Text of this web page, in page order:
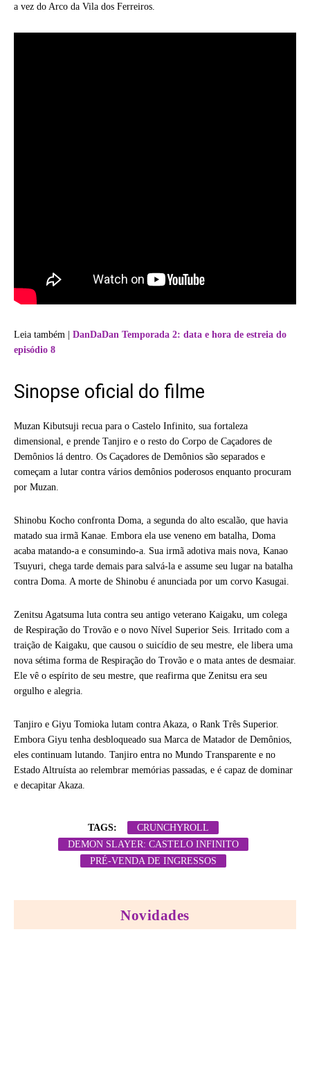
a vez do Arco da Vila dos Ferreiros.
Leia também | DanDaDan Temporada 2: data e hora de estreia do
episódio 8
Sinopse oficial do filme
Muzan Kibutsuji recua para o Castelo Infinito, sua fortaleza
dimensional, e prende Tanjiro e o resto do Corpo de Caçadores de
Demônios lá dentro. Os Caçadores de Demônios são separados e
começam a lutar contra vários demônios poderosos enquanto procuram
por Muzan.
Shinobu Kocho confronta Doma, a segunda do alto escalão, que havia
matado sua irmã Kanae. Embora ela use veneno em batalha, Doma
acaba matando-a e consumindo-a. Sua irmã adotiva mais nova, Kanao
Tsuyuri, chega tarde demais para salvá-la e assume seu lugar na batalha
contra Doma. A morte de Shinobu é anunciada por um corvo Kasugai.
Zenitsu Agatsuma luta contra seu antigo veterano Kaigaku, um colega
de Respiração do Trovão e o novo Nível Superior Seis. Irritado com a
traição de Kaigaku, que causou o suicídio de seu mestre, ele libera uma
nova sétima forma de Respiração do Trovão e o mata antes de desmaiar.
Ele vê o espírito de seu mestre, que reafirma que Zenitsu era seu
orgulho e alegria.
Tanjiro e Giyu Tomioka lutam contra Akaza, o Rank Três Superior.
Embora Giyu tenha desbloqueado sua Marca de Matador de Demônios,
eles continuam lutando. Tanjiro entra no Mundo Transparente e no
Estado Altruísta ao relembrar memórias passadas, e é capaz de dominar
e decapitar Akaza.
TAGS:
CRUNCHYROLL
DEMON SLAYER: CASTELO INFINITO
PRÉ-VENDA DE INGRESSOS
Novidades